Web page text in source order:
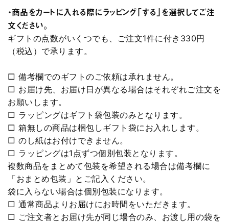
・商品をカートに入れる際にラッピング「する」を選択してご注
文ください。
ギフトの点数がいくつでも、ご注文1件に付き330円
（税込）で承ります。
□ 備考欄でのギフトのご依頼は承れません。
□ お届け先、お届け日が異なる場合はそれぞれご注文を
お願いします。
□ ラッピングはギフト袋包装のみとなります。
□ 箱無しの商品は梱包しギフト袋にお入れします。
□ のし紙はお付けできません。
□ ラッピングは1点ずつ個別包装となります。
複数商品をまとめて包装を希望される場合は備考欄に
「おまとめ包装」とご記入ください。
袋に入らない場合は個別包装になります。
□ 通常商品よりお届けにお時間をいただきます。
□ ご注文者とお届け先が同じ場合のみ、お渡し用の袋を